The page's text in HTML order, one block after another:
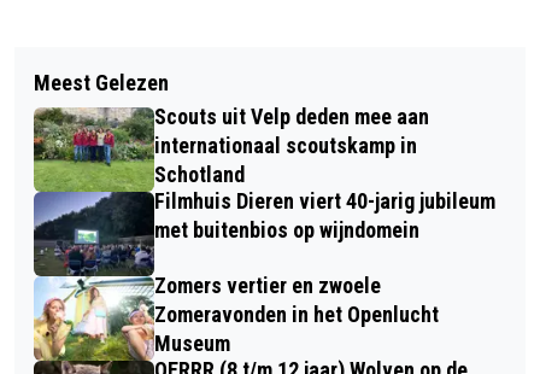
HUISDIER VAN DE WEEK: ONTMOET
CHEETA
KEIFOUTEPARTY BIJ SIOS '61 GROOT
SUCCES
Meest Gelezen
Scouts uit Velp deden mee aan
internationaal scoutskamp in
Schotland
Filmhuis Dieren viert 40-jarig jubileum
met buitenbios op wijndomein
Zomers vertier en zwoele
Zomeravonden in het Openlucht
Museum